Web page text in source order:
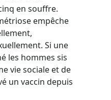
en souffre.
empêche
Si une
les hommes sis
vie sociale et de
un vaccin depuis